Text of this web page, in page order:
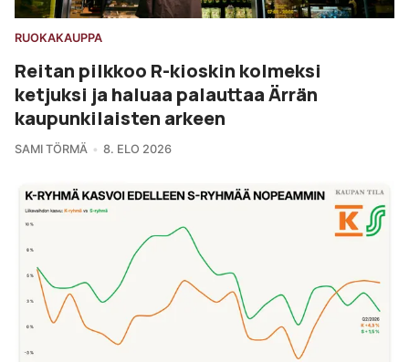
RUOKAKAUPPA
Reitan pilkkoo R-kioskin kolmeksi
ketjuksi ja haluaa palauttaa Ärrän
kaupunkilaisten arkeen
SAMI TÖRMÄ 8. ELO 2026